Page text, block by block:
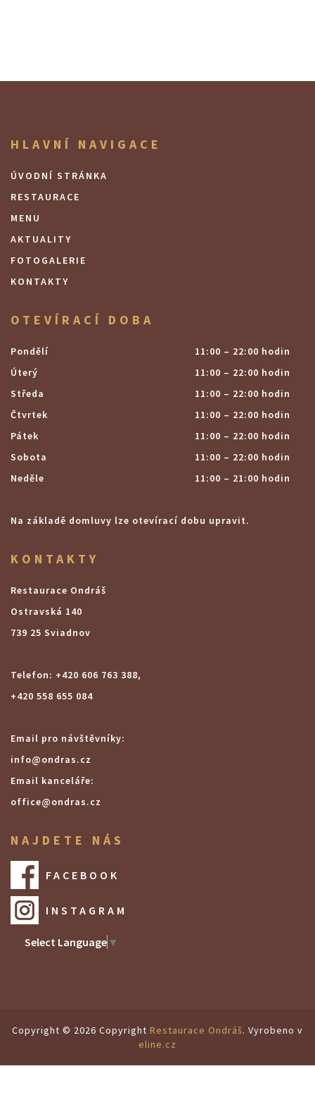
HLAVNÍ NAVIGACE
ÚVODNÍ STRÁNKA
RESTAURACE
MENU
AKTUALITY
FOTOGALERIE
KONTAKTY
OTEVÍRACÍ DOBA
Pondělí
11:00 – 22:00 hodin
Úterý
11:00 – 22:00 hodin
Středa
11:00 – 22:00 hodin
Čtvrtek
11:00 – 22:00 hodin
Pátek
11:00 – 22:00 hodin
Sobota
11:00 – 22:00 hodin
Neděle
11:00 – 21:00 hodin
Na základě domluvy lze otevírací dobu upravit.
KONTAKTY
Restaurace Ondráš
Ostravská 140
739 25 Sviadnov
Telefon: +420 606 763 388,
+420 558 655 084
Email pro návštěvníky:
info@ondras.cz
Email kanceláře:
office@ondras.cz
NAJDETE NÁS
FACEBOOK
INSTAGRAM
Select Language ▼
Copyright © 2026 Copyright Restaurace Ondráš. Vyrobeno v
eline.cz